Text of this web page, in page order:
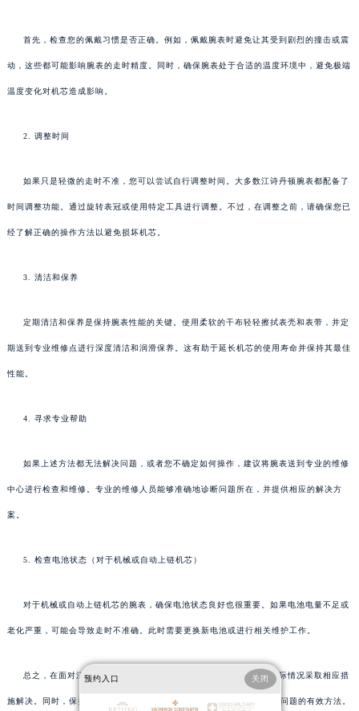
首先，检查您的佩戴习惯是否正确。例如，佩戴腕表时避免让其受到剧烈的撞击或震
动，这些都可能影响腕表的走时精度。同时，确保腕表处于合适的温度环境中，避免极端
温度变化对机芯造成影响。
2. 调整时间
如果只是轻微的走时不准，您可以尝试自行调整时间。大多数江诗丹顿腕表都配备了
时间调整功能。通过旋转表冠或使用特定工具进行调整。不过，在调整之前，请确保您已
经了解正确的操作方法以避免损坏机芯。
3. 清洁和保养
定期清洁和保养是保持腕表性能的关键。使用柔软的干布轻轻擦拭表壳和表带，并定
期送到专业维修点进行深度清洁和润滑保养。这有助于延长机芯的使用寿命并保持其最佳
性能。
4. 寻求专业帮助
如果上述方法都无法解决问题，或者您不确定如何操作，建议将腕表送到专业的维修
中心进行检查和维修。专业的维修人员能够准确地诊断问题所在，并提供相应的解决方
案。
5. 检查电池状态（对于机械或自动上链机芯）
对于机械或自动上链机芯的腕表，确保电池状态良好也很重要。如果电池电量不足或
老化严重，可能会导致走时不准确。此时需要更换新电池或进行相关维护工作。
总之，在面对江诗丹顿腕表走时不准的问题时，消费者可以根据实际情况采取相应措
施解决。同时，保持良好的使用习惯、定期进行专业保养也是预防此类问题的有效方法。
预约入口 关闭